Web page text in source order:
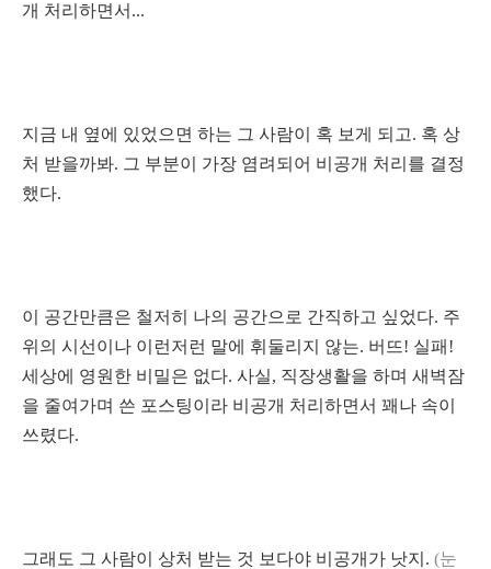
개 처리하면서...
지금 내 옆에 있었으면 하는 그 사람이 혹 보게 되고. 혹 상
처 받을까봐. 그 부분이 가장 염려되어 비공개 처리를 결정
했다.
이 공간만큼은 철저히 나의 공간으로 간직하고 싶었다. 주
위의 시선이나 이런저런 말에 휘둘리지 않는. 버뜨! 실패!
세상에 영원한 비밀은 없다. 사실, 직장생활을 하며 새벽잠
을 줄여가며 쓴 포스팅이라 비공개 처리하면서 꽤나 속이
쓰렸다.
그래도 그 사람이 상처 받는 것 보다야 비공개가 낫지. (눈